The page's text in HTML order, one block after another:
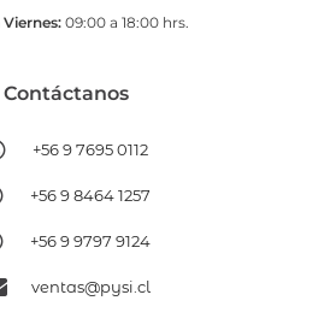
Viernes:09:00 a 18:00 hrs.
Contáctanos​
+56 9 7695 0112
+56 9 8464 1257
+56 9 9797 9124
ventas@pysi.cl